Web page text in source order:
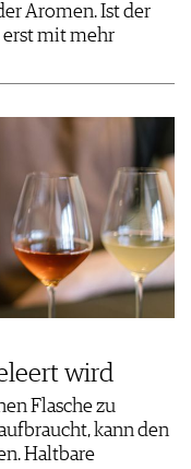
Aromen. Ist der
erst mit mehr
wird
Flasche zu
kann den
Haltbare